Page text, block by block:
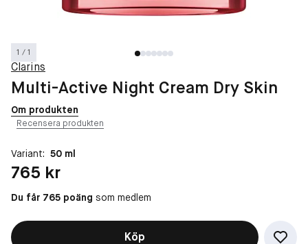
1 / 1
Clarins
Multi-Active Night Cream Dry Skin
Om produkten
Recensera produkten
Variant: 50 ml
Pris: 765 kr
765 kr
Du får 765 poäng som medlem
Köp